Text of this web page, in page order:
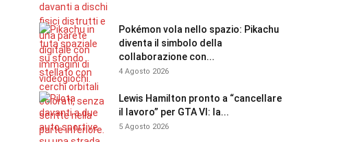
Pokémon vola nello spazio: Pikachu
diventa il simbolo della
collaborazione con...
4 Agosto 2026
Lewis Hamilton pronto a “cancellare
il lavoro” per GTA VI: la...
5 Agosto 2026